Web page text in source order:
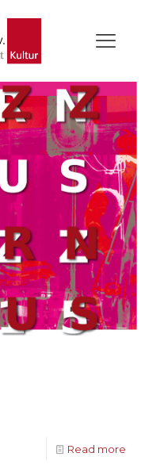
Read more